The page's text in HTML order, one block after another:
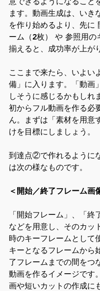
ます。動画生成は、いき
を作り始めるより、先に
ーム（2枚） や 参照用の
揃えると、成功率が上が
ここまで来たら、いよい
備」に入ります。「動画
しそうに感じるかもしれ
初からフル動画を作る必
ん。まずは「素材を用意
けを目標にしましょう。
到達点②で作れるように
は次の様なものです。
＜開始／終了フレーム画
「開始フレーム」、「終
などを用意し、そのカッ
時のキーフレームとして
キーとなるフレームから
了フレームまでの間をつ
動画を作るイメージです
画や短いカットの作成に